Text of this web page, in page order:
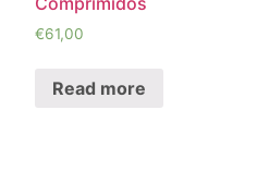
€61,00
Read more